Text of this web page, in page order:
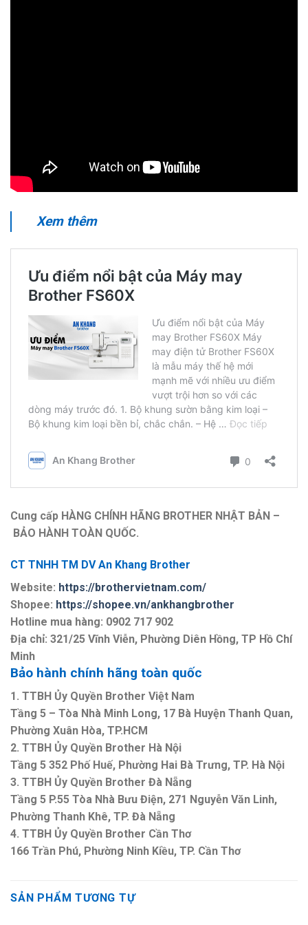
Xem thêm
Cung cấp HÀNG CHÍNH HÃNG BROTHER NHẬT BẢN –
BẢO HÀNH TOÀN QUỐC.
CT TNHH TM DV An Khang Brother
Website: https://brothervietnam.com/
Shopee: https://shopee.vn/ankhangbrother
Hotline mua hàng: 0902 717 902
Địa chỉ: 321/25 Vĩnh Viễn, Phường Diên Hồng, TP Hồ Chí
Minh
Bảo hành chính hãng toàn quốc
1. TTBH Ủy Quyền Brother Việt Nam
Tầng 5 – Tòa Nhà Minh Long, 17 Bà Huyện Thanh Quan,
Phường Xuân Hòa, TP.HCM
2. TTBH Ủy Quyền Brother Hà Nội
Tầng 5 352 Phố Huế, Phường Hai Bà Trưng, TP. Hà Nội
3. TTBH Ủy Quyền Brother Đà Nẵng
Tầng 5 P.55 Tòa Nhà Bưu Điện, 271 Nguyễn Văn Linh,
Phường Thanh Khê, TP. Đà Nẵng
4. TTBH Ủy Quyền Brother Cần Thơ
166 Trần Phú, Phường Ninh Kiều, TP. Cần Thơ
SẢN PHẨM TƯƠNG TỰ